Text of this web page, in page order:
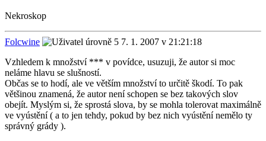
Nekroskop
Folcwine
7. 1. 2007 v 21:21:18
Vzhledem k množství *** v povídce, usuzuji, že autor si moc
neláme hlavu se slušností.
Občas se to hodí, ale ve větším množství to určitě škodí. To pak
většinou znamená, že autor není schopen se bez takových slov
obejít. Myslým si, že sprostá slova, by se mohla tolerovat maximálně
ve vyústění ( a to jen tehdy, pokud by bez nich vyústění nemělo ty
správný grády ).